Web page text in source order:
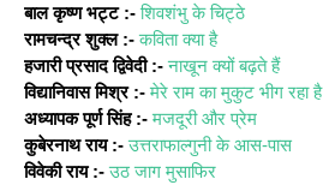
बाल कृष्ण भट्ट :- शिवशंभु के चिट्ठे
रामचन्द्र शुक्ल :- कविता क्या है
हजारी प्रसाद द्विवेदी :- नाखून क्यों बढ़ते हैं
विद्यानिवास मिश्र :-मेरे राम का मुकुट भीग रहा है
अध्यापक पूर्ण सिंह :-मजदूरी और प्रेम
कुबेरनाथ राय :- उत्तराफाल्गुनी के आस-पास
विवेकी राय :- उठ जाग मुसाफिर